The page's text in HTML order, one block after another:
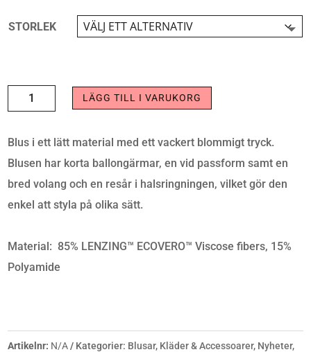
STORLEK
BLUS
MAISE
WHITE
BLUE
MÄNGD
LÄGG TILL I VARUKORG
Blus i ett lätt material med ett vackert blommigt tryck.
Blusen har korta ballongärmar, en vid passform samt en
bred volang och en resår i halsringningen, vilket gör den
enkel att styla på olika sätt.
Material: 85% LENZING™ ECOVERO™ Viscose fibers, 15%
Polyamide
Artikelnr: N/A Kategorier: Blusar, Kläder & Accessoarer, Nyheter,